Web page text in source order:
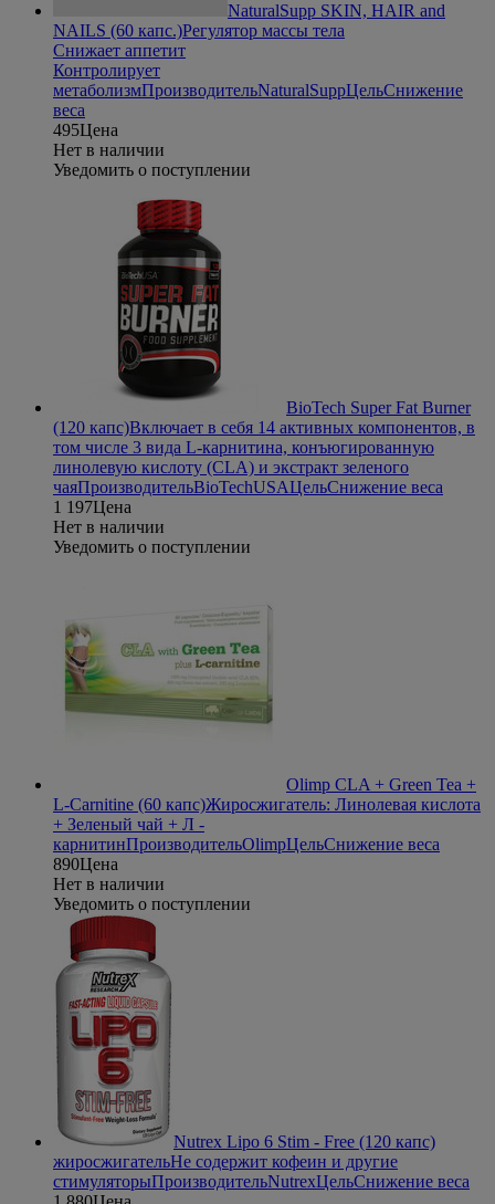
NaturalSupp SKIN, HAIR and
NAILS (60 капс.)Регулятор массы тела
Снижает аппетит
Контролирует
метаболизмПроизводительNaturalSuppЦельСнижение
веса
495Цена
Нет в наличии
Уведомить о поступлении
BioTech Super Fat Burner
(120 капс)Включает в себя 14 активных компонентов, в
том числе 3 вида L-карнитина, конъюгированную
линолевую кислоту (CLA) и экстракт зеленого
чаяПроизводительBioTechUSAЦельСнижение веса
1 197Цена
Нет в наличии
Уведомить о поступлении
Olimp CLA + Green Tea +
L-Carnitine (60 капс)Жиросжигатель: Линолевая кислота
+ Зеленый чай + Л -
карнитинПроизводительOlimpЦельСнижение веса
890Цена
Нет в наличии
Уведомить о поступлении
Nutrex Lipo 6 Stim - Free (120 капс)
жиросжигательНе содержит кофеин и другие
стимуляторыПроизводительNutrexЦельСнижение веса